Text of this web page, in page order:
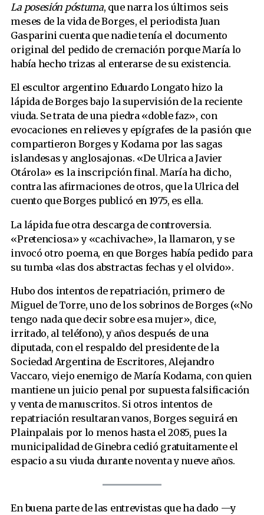
La posesión póstuma, que narra los últimos seis
meses de la vida de Borges, el periodista Juan
Gasparini cuenta que nadie tenía el documento
original del pedido de cremación porque María lo
había hecho trizas al enterarse de su existencia.
El escultor argentino Eduardo Longato hizo la
lápida de Borges bajo la supervisión de la reciente
viuda. Se trata de una piedra «doble faz», con
evocaciones en relieves y epígrafes de la pasión que
compartieron Borges y Kodama por las sagas
islandesas y anglosajonas. «De Ulrica a Javier
Otárola» es la inscripción final. María ha dicho,
contra las afirmaciones de otros, que la Ulrica del
cuento que Borges publicó en 1975, es ella.
La lápida fue otra descarga de controversia.
«Pretenciosa» y «cachivache», la llamaron, y se
invocó otro poema, en que Borges había pedido para
su tumba «las dos abstractas fechas y el olvido».
Hubo dos intentos de repatriación, primero de
Miguel de Torre, uno de los sobrinos de Borges («No
tengo nada que decir sobre esa mujer», dice,
irritado, al teléfono), y años después de una
diputada, con el respaldo del presidente de la
Sociedad Argentina de Escritores, Alejandro
Vaccaro, viejo enemigo de María Kodama, con quien
mantiene un juicio penal por supuesta falsificación
y venta de manuscritos. Si otros intentos de
repatriación resultaran vanos, Borges seguirá en
Plainpalais por lo menos hasta el 2085, pues la
municipalidad de Ginebra cedió gratuitamente el
espacio a su viuda durante noventa y nueve años.
En buena parte de las entrevistas que ha dado —y